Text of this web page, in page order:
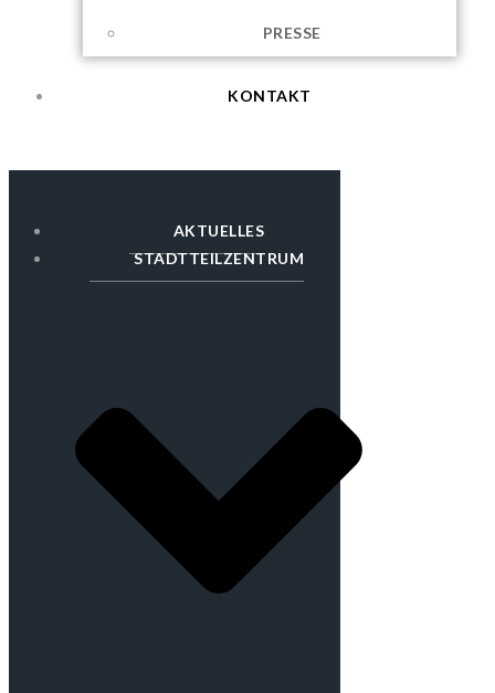
PRESSE
KONTAKT
AKTUELLES
STADTTEILZENTRUM